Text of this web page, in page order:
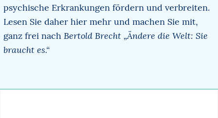
psychische Erkrankungen fördern und verbreiten.
Lesen Sie daher hier mehr und machen Sie mit,
ganz frei nach Bertold Brecht „Ändere die Welt: Sie
braucht es.“